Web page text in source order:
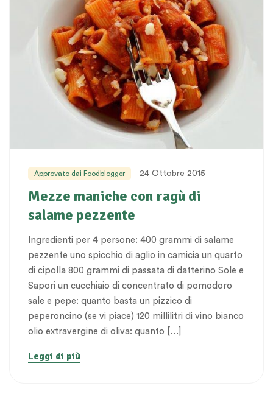
Approvato dai Foodblogger 24 Ottobre 2015
Mezze maniche con ragù di
salame pezzente
Ingredienti per 4 persone: 400 grammi di salame
pezzente uno spicchio di aglio in camicia un quarto
di cipolla 800 grammi di passata di datterino Sole e
Sapori un cucchiaio di concentrato di pomodoro
sale e pepe: quanto basta un pizzico di
peperoncino (se vi piace) 120 millilitri di vino bianco
olio extravergine di oliva: quanto […]
Leggi di più